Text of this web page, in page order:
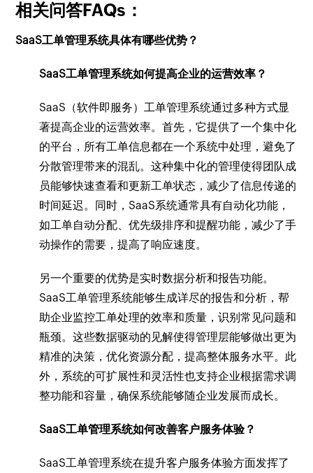
相关问答FAQs：
SaaS工单管理系统具体有哪些优势？
SaaS工单管理系统如何提高企业的运营效率？
SaaS（软件即服务）工单管理系统通过多种方式显
著提高企业的运营效率。首先，它提供了一个集中化
的平台，所有工单信息都在一个系统中处理，避免了
分散管理带来的混乱。这种集中化的管理使得团队成
员能够快速查看和更新工单状态，减少了信息传递的
时间延迟。同时，SaaS系统通常具有自动化功能，
如工单自动分配、优先级排序和提醒功能，减少了手
动操作的需要，提高了响应速度。
另一个重要的优势是实时数据分析和报告功能。
SaaS工单管理系统能够生成详尽的报告和分析，帮
助企业监控工单处理的效率和质量，识别常见问题和
瓶颈。这些数据驱动的见解使得管理层能够做出更为
精准的决策，优化资源分配，提高整体服务水平。此
外，系统的可扩展性和灵活性也支持企业根据需求调
整功能和容量，确保系统能够随企业发展而成长。
SaaS工单管理系统如何改善客户服务体验？
SaaS工单管理系统在提升客户服务体验方面发挥了